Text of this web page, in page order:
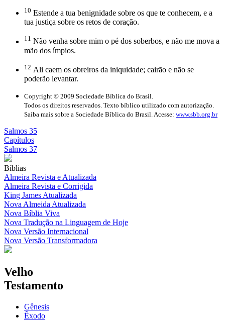
10 Estende a tua benignidade sobre os que te conhecem, e a
tua justiça sobre os retos de coração.
11 Não venha sobre mim o pé dos soberbos, e não me mova a
mão dos ímpios.
12 Ali caem os obreiros da iniquidade; cairão e não se
poderão levantar.
Copyright © 2009 Sociedade Bíblica do Brasil.
Todos os direitos reservados. Texto bíblico utilizado com autorização.
Saiba mais sobre a Sociedade Bíblica do Brasil. Acesse: www.sbb.org.br
Salmos 35
Capítulos
Salmos 37
Bíblias
Almeira Revista e Atualizada
Almeira Revista e Corrigida
King James Atualizada
Nova Almeida Atualizada
Nova Bíblia Viva
Nova Tradução na Linguagem de Hoje
Nova Versão Internacional
Nova Versão Transformadora
Velho
Testamento
Gênesis
Êxodo